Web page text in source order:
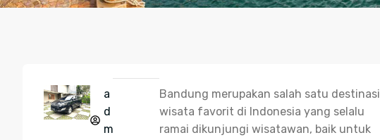
a
d
m
Bandung merupakan salah satu destinasi
wisata favorit di Indonesia yang selalu
ramai dikunjungi wisatawan, baik untuk